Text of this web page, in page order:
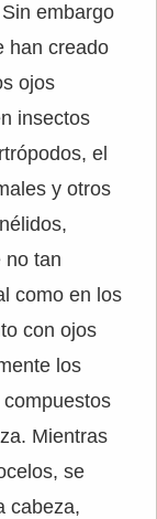
embargo
han creado
ojos
insectos
el
y otros
no tan
como en los
con ojos
los
Mientras
se
cabeza,